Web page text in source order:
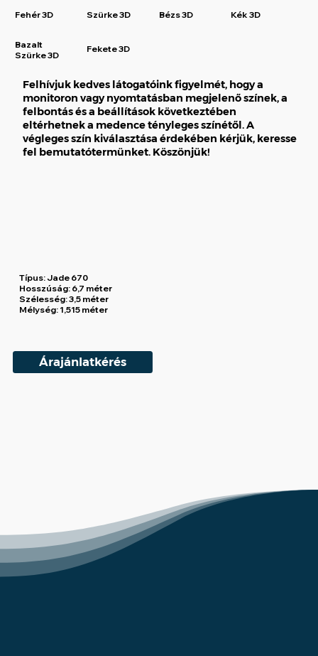
Fehér 3D Szürke 3D Bézs 3D Kék 3D
Bazalt
Szürke 3D
Fekete 3D
Felhívjuk kedves látogatóink figyelmét, hogy a
monitoron vagy nyomtatásban megjelenő színek, a
felbontás és a beállítások következtében
eltérhetnek a medence tényleges színétől. A
végleges szín kiválasztása érdekében kérjük, keresse
fel bemutatótermünket. Köszönjük!
Típus:Jade 670
Hosszúság: 6,7 méter
Szélesség:3,5 méter
Mélység: 1,515 méter
Árajánlatkérés